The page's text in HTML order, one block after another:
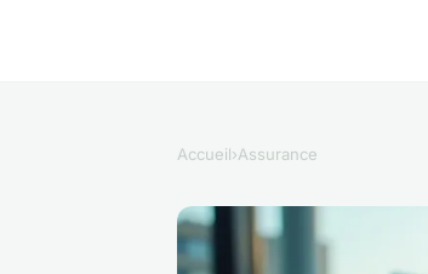
Accueil›Assurance